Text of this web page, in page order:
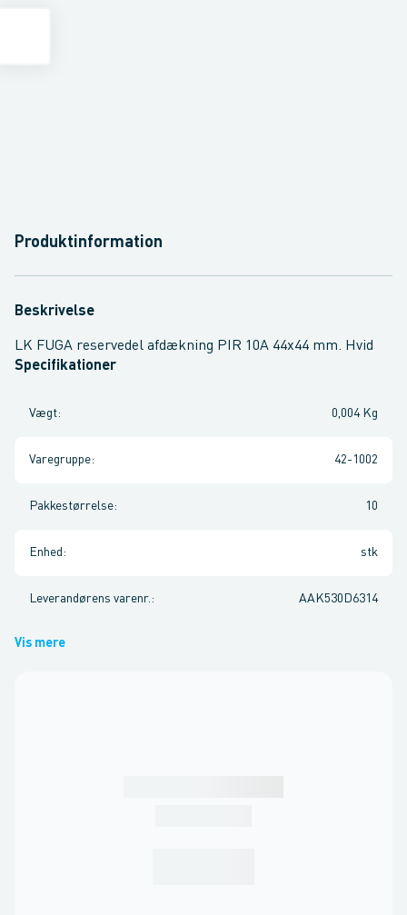
Produktinformation
Beskrivelse
LK FUGA reservedel afdækning PIR 10A 44x44 mm. Hvid
Specifikationer
Vægt: 0,004 Kg
Varegruppe: 42-1002
Pakkestørrelse: 10
Enhed : stk
Leverandørens varenr. : AAK530D6314
Vis mere